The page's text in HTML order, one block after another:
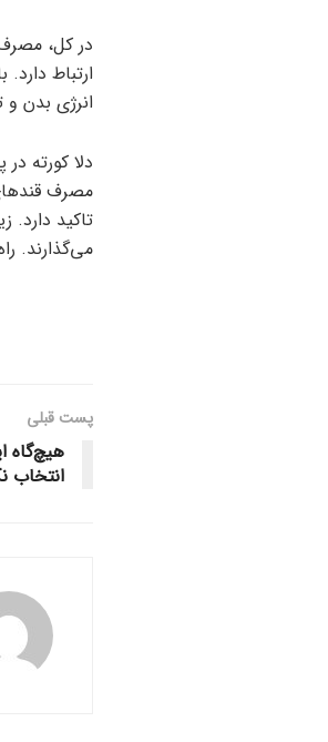
ارتباط
انرژی بدن و
دلا کورته
مصرف
تاکید دارد.
می‌گذارند.
پست قبلی
هیچ‌گاه
انتخاب